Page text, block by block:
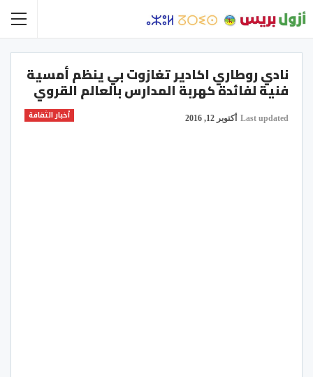
نادي روطاري اكادير تغازوت بي ينظم أمسية
فنية لفائدة كهربة المدارس بالعالم القروي
أخبار الثقافة Last updated أكتوبر 12, 2016